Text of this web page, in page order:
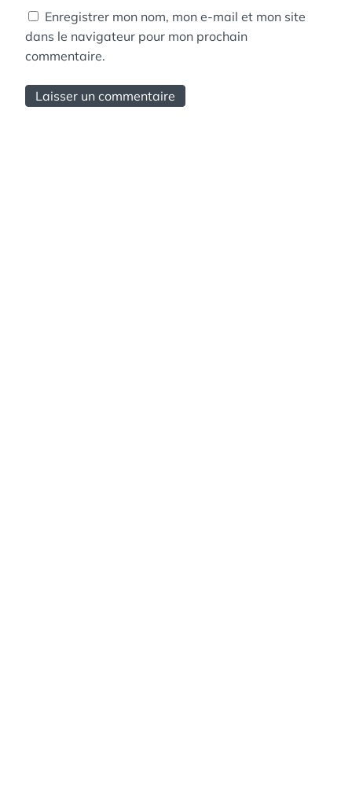
Enregistrer mon nom, mon e-mail et mon site
dans le navigateur pour mon prochain
commentaire.